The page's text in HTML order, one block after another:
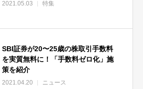
2021.05.03 特集
SBI証券が20〜25歳の株取引手数料
を実質無料に！「手数料ゼロ化」施
策を紹介
2021.04.20 ニュース